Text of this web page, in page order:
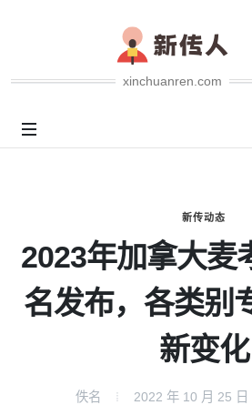
xinchuanren.com
新传动态
2023年加拿大麦
名发布，各类别
新变化
佚名 2022 年 10 月 25 日